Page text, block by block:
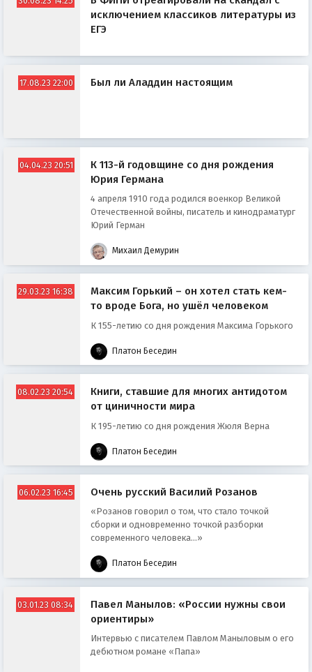
исключением классиков литературы из
ЕГЭ
17.08.23 22:00 Был ли Аладдин настоящим
04.04.23 20:51
К 113-й годовщине со дня рождения
Юрия Германа
4 апреля 1910 года родился военкор Великой
Отечественной войны, писатель и кинодраматург
Юрий Герман
Михаил Демурин
29.03.23 16:38
Максим Горький – он хотел стать кем-
то вроде Бога, но ушёл человеком
К 155-летию со дня рождения Максима Горького
Платон Беседин
08.02.23 20:54
Книги, ставшие для многих антидотом
от циничности мира
К 195-летию со дня рождения Жюля Верна
Платон Беседин
06.02.23 16:45 Очень русский Василий Розанов
«Розанов говорил о том, что стало точкой
сборки и одновременно точкой разборки
современного человека...»
Платон Беседин
03.01.23 08:34
Павел Манылов: «России нужны свои
ориентиры»
Интервью с писателем Павлом Маныловым о его
дебютном романе «Папа»